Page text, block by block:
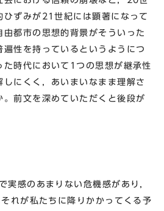
ひずみが21世紀には顕著になって
由都市の思想的背景がそういった
性を持っているというようにつ
た時代において1つの思想が継承性
しにくく，あいまいなまま理解さ
。前文を深めていただくと後段が
感のあまりない危機感があり，
れが私たちに降りかかってくる予